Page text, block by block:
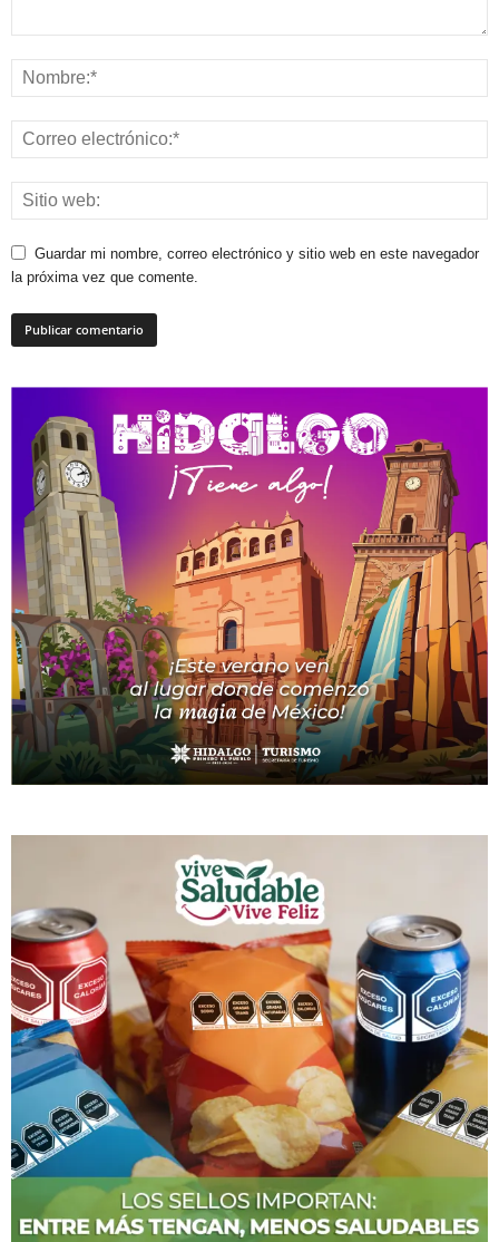
Guardar mi nombre, correo electrónico y sitio web en este navegador
la próxima vez que comente.